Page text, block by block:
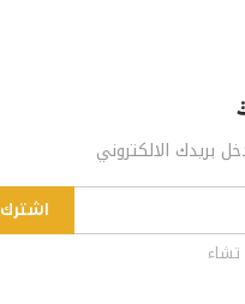
اشترك
بريدك الالكتروني
اشترك
تشاء